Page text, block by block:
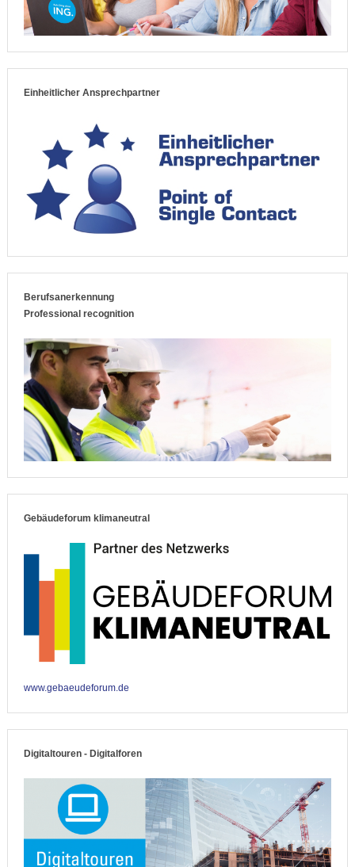
Einheitlicher Ansprechpartner
Berufsanerkennung
Professional recognition
Gebäudeforum klimaneutral
www.gebaeudeforum.de
Digitaltouren - Digitalforen